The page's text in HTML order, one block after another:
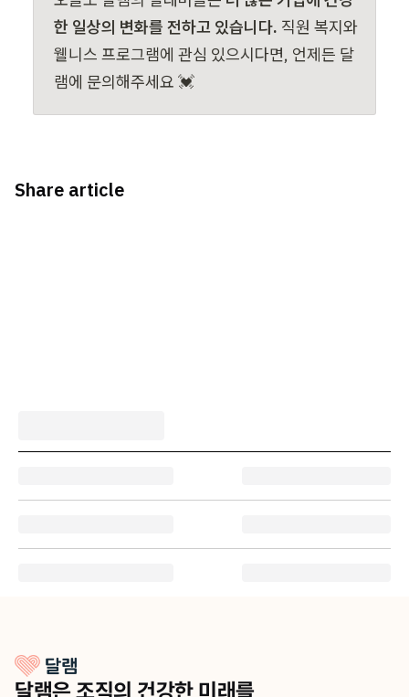
한 일상의 변화를 전하고 있습니다. 직원 복지와
웰니스 프로그램에 관심 있으시다면, 언제든 달
램에 문의해주세요 💓
Share article